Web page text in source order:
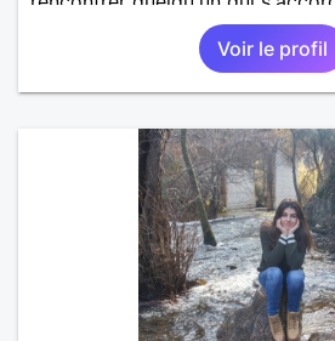
Voir le profil